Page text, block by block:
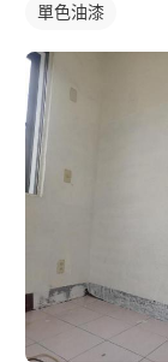
單色油漆